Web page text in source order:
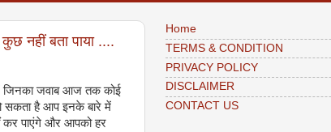
नहीं बता पाया ....
जिनका जवाब आज तक कोई
सकता है आप इनके बारे में
पाएंगे और आपको हर
Home
TERMS & CONDITION
PRIVACY POLICY
DISCLAIMER
CONTACT US